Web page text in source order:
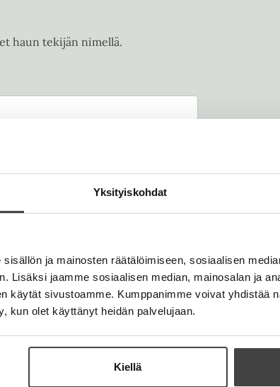
Yksityiskohdat
ja mainosten räätälöimiseen, sosiaalisen
Lisäksi jaamme sosiaalisen median, mainosalan ja
käytät sivustoamme. Kumppanimme voivat yhdistää
kun olet käyttänyt heidän palvelujaan.
Kiellä
haun tekijän nimellä.
O
p
e
n
i
n
e
Lataa